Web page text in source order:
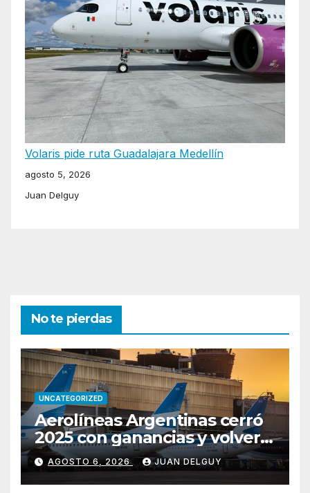
Volaris pide ruta Guadalajara Medellín
agosto 5, 2026
Juan Delguy
No te pierdas
UNCATEGORIZED
Aerolíneas Argentinas cerró
2025 con ganancias y volverá
a pagar impuesto a las
ganancias
AGOSTO 6, 2026 JUAN DELGUY